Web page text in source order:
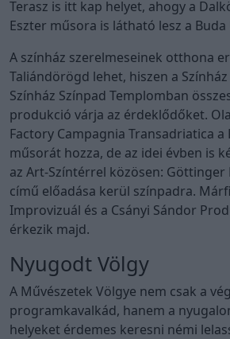
Terasz is itt kap helyet, ahogy a
Eszter műsora is látható lesz a
A színház szerelmeseinek otthona
Taliándörögd lehet, hiszen a
Színház Színpad Templomban
produkció várja az érdeklődőket.
Factory Campagnia Transadriatica a
műsorát hozza, de az idei évben is
az Art-Színtérrel közösen: Göttinger
című előadása kerül színpadra.
Improvizuál és a Csányi Sándor
érkezik majd.
Nyugodt Völgy
A Művészetek Völgye nem csak a
programkavalkád, hanem a
helyeket érdemes keresni némi